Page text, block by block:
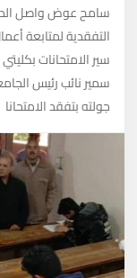
سامح عوض واصل
التفقدية لمتابعة
سير الامتحانات
سمير نائب رئيس
جولته بتفقد الامتحانا